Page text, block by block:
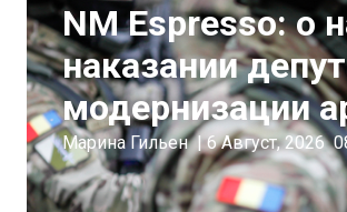
NM Espresso: о
наказании
модернизации
Марина Гильен | 6 Август, 2026